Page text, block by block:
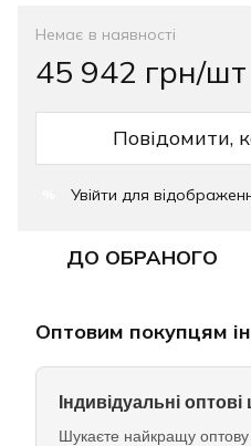
Немає в наявності
45 942 грн/шт
Повідомити,
Увійти для
ДО ОБРАНОГО
Оптовим покупцям
Індивідуальні оптові
Шукаєте найкращу